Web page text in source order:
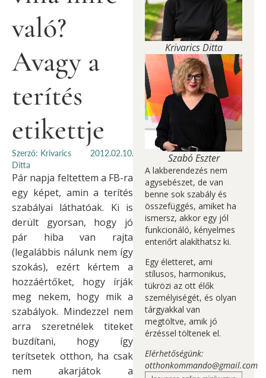
való?
Avagy a
terítés
etikettje
Szerző: Krivarics
Ditta
2012.02.10.
Pár napja feltettem a FB-ra
egy képet, amin a terítés
szabályai láthatóak. Ki is
derült gyorsan, hogy jó
pár hiba van rajta
(legalábbis nálunk nem így
szokás), ezért kértem a
hozzáértőket, hogy írják
meg nekem, hogy mik a
szabályok. Mindezzel nem
arra szeretnélek titeket
buzdítani, hogy így
terítsetek otthon, ha csak
nem akarjátok a
Krivarics Ditta
Szabó Eszter
A lakberendezés nem
agysebészet, de van
benne sok szabály és
összefüggés, amiket ha
ismersz, akkor egy jól
funkcionáló, kényelmes
enteriőrt alakíthatsz ki.
Egy életteret, ami
stílusos, harmonikus,
tükrözi az ott élők
személyiségét, és olyan
tárgyakkal van
megtöltve, amik jó
érzéssel töltenek el.
Elérhetőségünk:
otthonkommando@gmail.com